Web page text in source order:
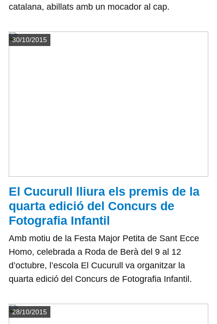
catalana, abillats amb un mocador al cap.
El Cucurull lliura els premis de la
quarta edició del Concurs de
Fotografia Infantil
Detalls
30/10/2015
Amb motiu de la Festa Major Petita de Sant Ecce
Homo, celebrada a Roda de Berà del 9 al 12
d’octubre, l’escola El Cucurull va organitzar la
quarta edició del Concurs de Fotografia Infantil.
Detalls
28/10/2015